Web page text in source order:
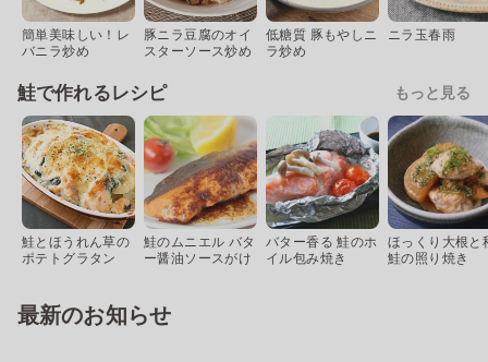
簡単美味しい！レ
バニラ炒め
豚ニラ豆腐のオイ
スターソース炒め
低糖質 豚もやしニ
ラ炒め
ニラ玉春雨
鮭で作れるレシピ もっと見る
鮭とほうれん草の
ポテトグラタン
鮭のムニエル バタ
ー醤油ソースがけ
バター香る 鮭のホ
イル包み焼き
ほっくり大根と
鮭の照り焼き
最新のお知らせ